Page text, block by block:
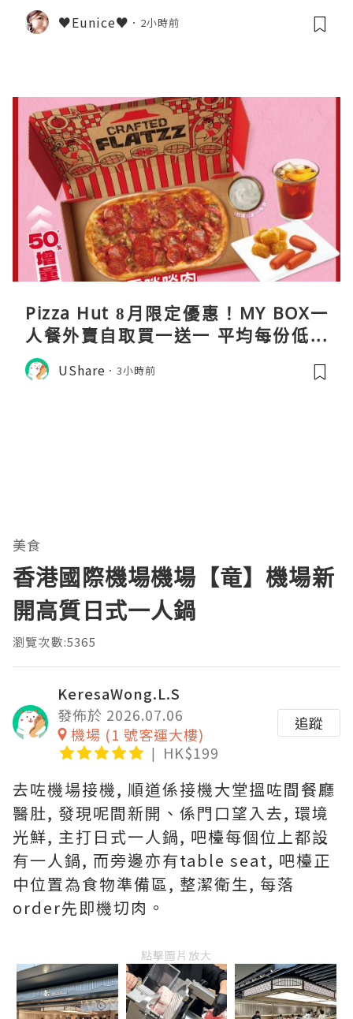
♥Eunice♥ 2小時前
Pizza Hut 8月限定優惠！MY BOX一
人餐外賣自取買一送一 平均每份低至
$31
UShare 3小時前
美食
香港國際機場機場【竜】機場新
開高質日式一人鍋
瀏覽次數:5365
KeresaWong.L.S
發佈於 2026.07.06
機場 (1 號客運大樓)
HK$199
追蹤
去咗機場接機, 順道係接機大堂搵咗間餐廳
醫肚, 發現呢間新開、係門口望入去, 環境
光鮮, 主打日式一人鍋, 吧檯每個位上都設
有一人鍋, 而旁邊亦有table seat, 吧檯正
中位置為食物準備區, 整潔衛生, 每落
order先即機切肉。
點擊圖片放大